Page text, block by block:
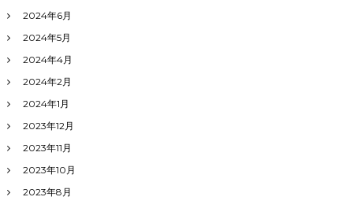
2024年6月
2024年5月
2024年4月
2024年2月
2024年1月
2023年12月
2023年11月
2023年10月
2023年8月